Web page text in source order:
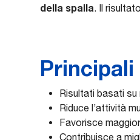
della spalla. Il
Risultati basati
Riduce l’attività
Favorisce
Contribuisce a